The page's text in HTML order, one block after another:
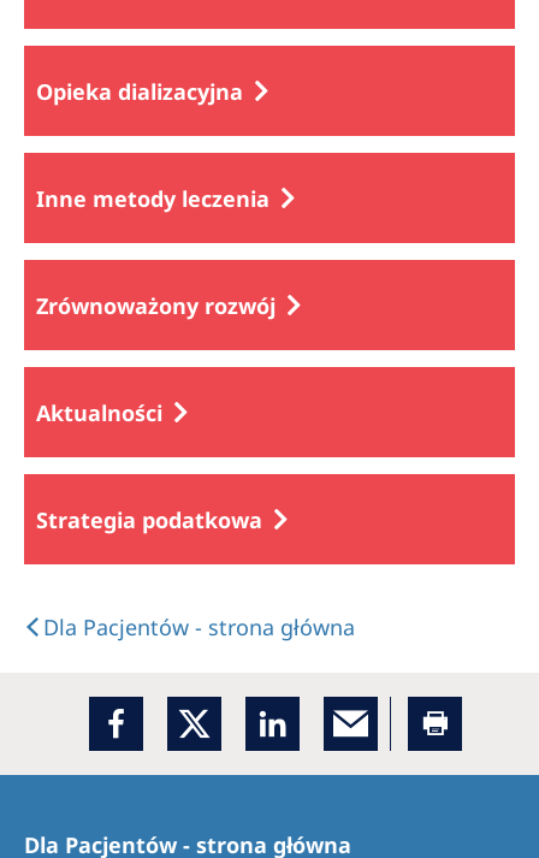
Opieka dializacyjna
Inne metody leczenia
Zrównoważony rozwój
Aktualności
Strategia podatkowa
Dla Pacjentów - strona główna
Dla Pacjentów - strona główna